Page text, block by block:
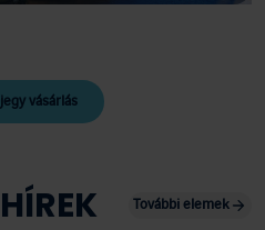
vásárlás
További elemek